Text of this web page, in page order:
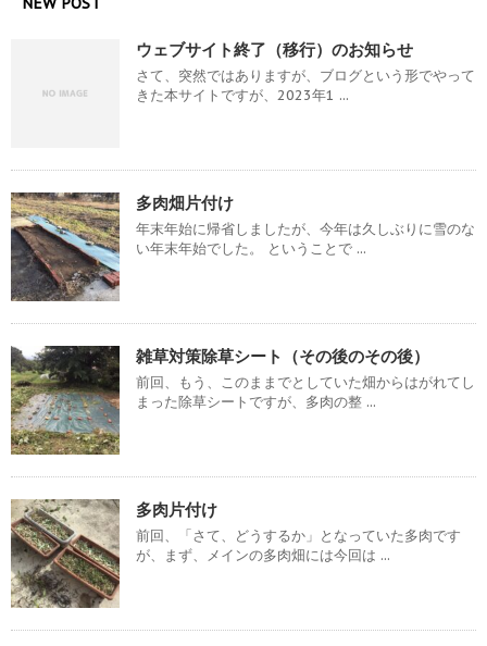
ウェブサイト終了（移行）のお知らせ
さて、突然ではありますが、ブログという形でやって
きた本サイトですが、2023年1 ...
多肉畑片付け
年末年始に帰省しましたが、今年は久しぶりに雪のな
い年末年始でした。 ということで ...
雑草対策除草シート（その後のその後）
前回、もう、このままでとしていた畑からはがれてし
まった除草シートですが、多肉の整 ...
多肉片付け
前回、「さて、どうするか」となっていた多肉です
が、まず、メインの多肉畑には今回は ...